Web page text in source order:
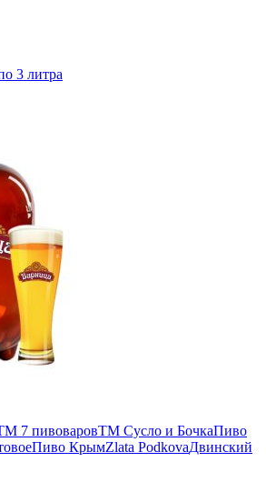
3 литра
7 пивоваровТМ Сусло и БочкаПиво
Пиво КрымZlata PodkovaДвинский